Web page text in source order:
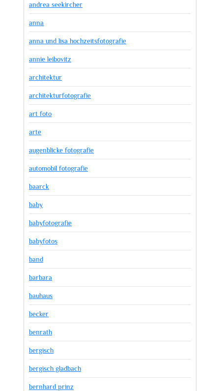
andrea seekircher
anna
anna und lisa hochzeitsfotografie
annie leibovitz
architektur
architekturfotografie
art foto
arte
augenblicke fotografie
automobil fotografie
baarck
baby
babyfotografie
babyfotos
band
barbara
bauhaus
becker
benrath
bergisch
bergisch gladbach
bernhard prinz